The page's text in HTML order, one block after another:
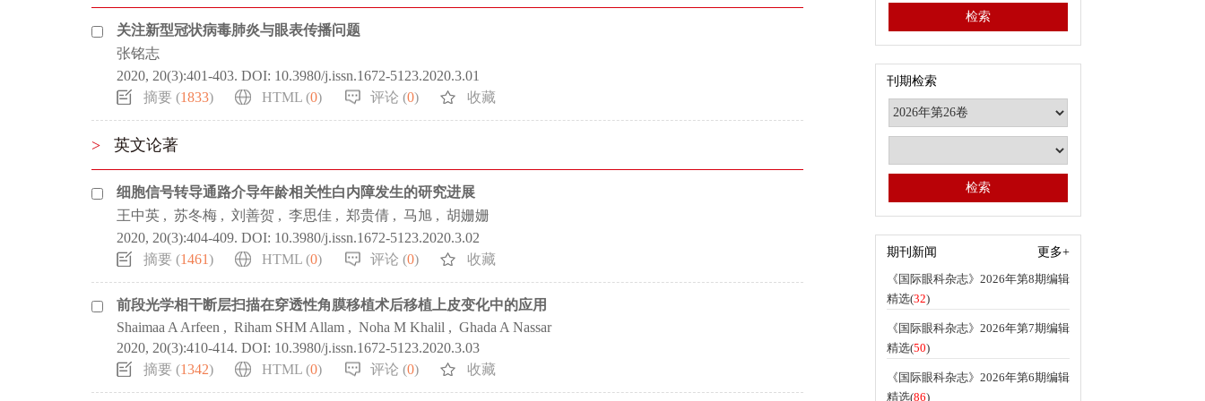
关注新型冠状病毒肺炎与眼表传播问题
张铭志
2020, 20(3):401-403. DOI: 10.3980/j.issn.1672-5123.2020.3.01
摘要 (1833) HTML (0) 评论 (0) 收藏
> 英文论著
细胞信号转导通路介导年龄相关性白内障发生的研究进展
王中英 , 苏冬梅 , 刘善贺 , 李思佳 , 郑贵倩 , 马旭 , 胡姗姗
2020, 20(3):404-409. DOI: 10.3980/j.issn.1672-5123.2020.3.02
摘要 (1461) HTML (0) 评论 (0) 收藏
前段光学相干断层扫描在穿透性角膜移植术后移植上皮变化中的应用
Shaimaa A Arfeen , Riham SHM Allam , Noha M Khalil , Ghada A Nassar
2020, 20(3):410-414. DOI: 10.3980/j.issn.1672-5123.2020.3.03
摘要 (1342) HTML (0) 评论 (0) 收藏
刊期检索
期刊新闻
更多+
《国际眼科杂志》2026年第8期编辑
精选(32)
《国际眼科杂志》2026年第7期编辑
精选(50)
《国际眼科杂志》2026年第6期编辑
精选(86)